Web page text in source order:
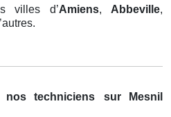
villes d’Amiens, Abbeville,
techniciens
sur Mesnil